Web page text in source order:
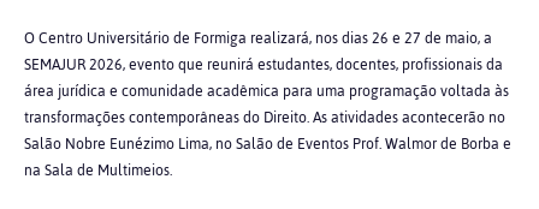
O Centro Universitário de Formiga realizará, nos dias 26 e 27 de maio, a
SEMAJUR 2026, evento que reunirá estudantes, docentes, profissionais da
área jurídica e comunidade acadêmica para uma programação voltada às
transformações contemporâneas do Direito. As atividades acontecerão no
Salão Nobre Eunézimo Lima, no Salão de Eventos Prof. Walmor de Borba e
na Sala de Multimeios.